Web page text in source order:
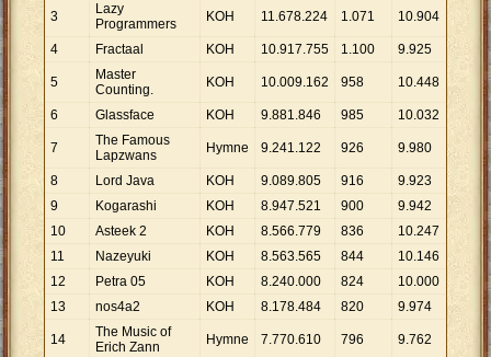
3
Lazy
Programmers
KOH 11.678.224 1.071 10.904
4 Fractaal KOH 10.917.755 1.100 9.925
5
Master
Counting.
KOH 10.009.162 958 10.448
6 Glassface KOH 9.881.846 985 10.032
7
The Famous
Lapzwans
Hymne 9.241.122 926 9.980
8 Lord Java KOH 9.089.805 916 9.923
9
Kogarashi KOH 8.947.521 900 9.942
10
Asteek 2 KOH 8.566.779 836 10.247
11
Nazeyuki KOH 8.563.565 844 10.146
12
Petra 05 KOH 8.240.000 824 10.000
13
nos4a2 KOH 8.178.484 820 9.974
14
The Music of
Erich Zann
Hymne 7.770.610 796 9.762